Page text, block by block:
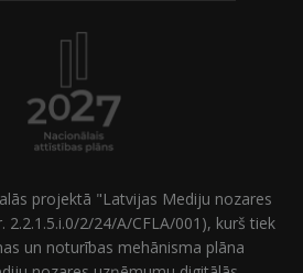
projektā "Latvijas Mediju nozares
2/24/A/CFLA/001), kurš tiek
un noturības mehānisma plāna